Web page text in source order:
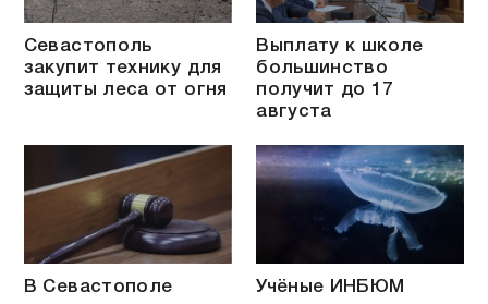
Севастополь
закупит технику для
защиты леса от огня
Выплату к школе
большинство
получит до 17
августа
В Севастополе
Учёные ИНБЮМ